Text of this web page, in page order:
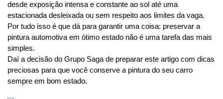
desde exposição intensa e constante ao sol até uma
estacionada desleixada ou sem respeito aos limites da vaga.
Por tudo isso é que dá para garantir uma coisa: preservar a
pintura automotiva em ótimo estado não é uma tarefa das mais
simples.
Daí a decisão do Grupo Saga de preparar este artigo com dicas
preciosas para que você conserve a pintura do seu carro
sempre em bom estado.